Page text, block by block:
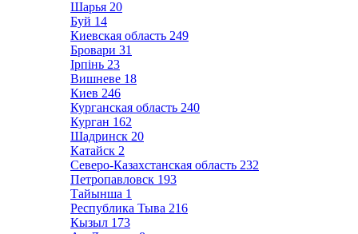
Шарья 20
Буй 14
Киевская область 249
Бровари 31
Ірпінь 23
Вишневе 18
Киев 246
Курганская область 240
Курган 162
Шадринск 20
Катайск 2
Северо-Казахстанская область 232
Петропавловск 193
Тайынша 1
Республика Тыва 216
Кызыл 173